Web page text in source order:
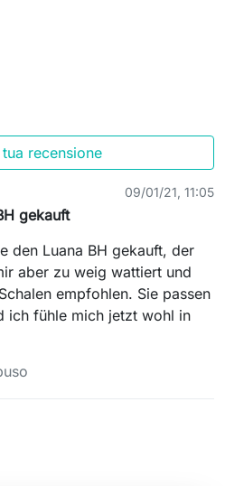
recensione
09/01/21, 11:05
gekauft
den Luana BH gekauft, der
aber zu weig wattiert und
empfohlen. Sie passen
ich fühle mich jetzt wohl in